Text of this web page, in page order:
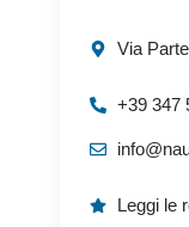
Via
+39 347
Leggi le